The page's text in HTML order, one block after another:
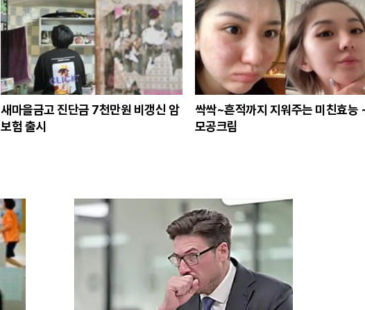
사
새마을금고 진단금 7천만원 비갱신 암
보험 출시
싹싹~흔적까지 지워주는 미친효능
모공크림